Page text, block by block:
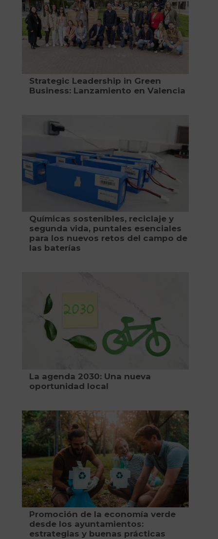
Strategic Leadership in Green
Business: Lanzamiento en Valencia
Químicas sostenibles, reciclaje y
segunda vida, puntales esenciales
para los nuevos retos del campo de
las baterías
La agenda 2030: Una nueva
oportunidad local
Promoción de la economía verde
desde los ayuntamientos:
estrategias y buenas prácticas